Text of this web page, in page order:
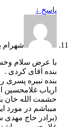
پاسخ ↓
شهرام
با عرض سلام
بنده اقای کردی .
بنده نبیره
ارباب
حشمت الله خان
میباشم در
(برادر حاج مهدی